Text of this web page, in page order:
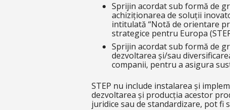
Sprijin acordat sub formă de
achiziționarea de soluții
intitulată “Notă de orientare
strategice pentru Europa
Sprijin acordat sub formă de
dezvoltarea și/sau
companii, pentru a asigura
STEP nu include instalarea și
dezvoltarea și producția acestor
juridice sau de standardizare, pot fi